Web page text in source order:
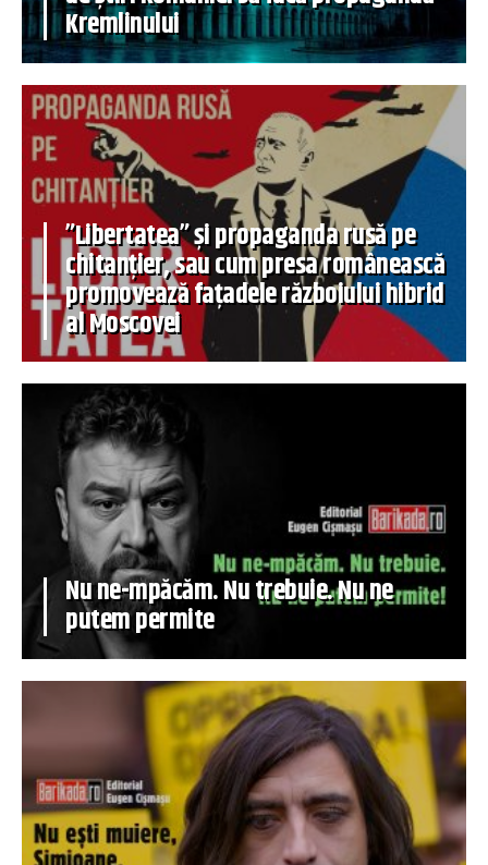
Kremlinului
”Libertatea” și propaganda rusă pe
chitanțier, sau cum presa românească
promovează fațadele războiului hibrid
al Moscovei
Nu ne-mpăcăm. Nu trebuie. Nu ne
putem permite